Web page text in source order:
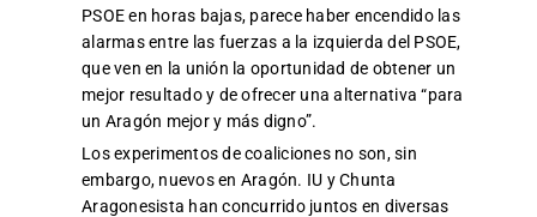
PSOE en horas bajas, parece haber encendido las
alarmas entre las fuerzas a la izquierda del PSOE,
que ven en la unión la oportunidad de obtener un
mejor resultado y de ofrecer una alternativa “para
un Aragón mejor y más digno”.
Los experimentos de coaliciones no son, sin
embargo, nuevos en Aragón. IU y Chunta
Aragonesista han concurrido juntos en diversas